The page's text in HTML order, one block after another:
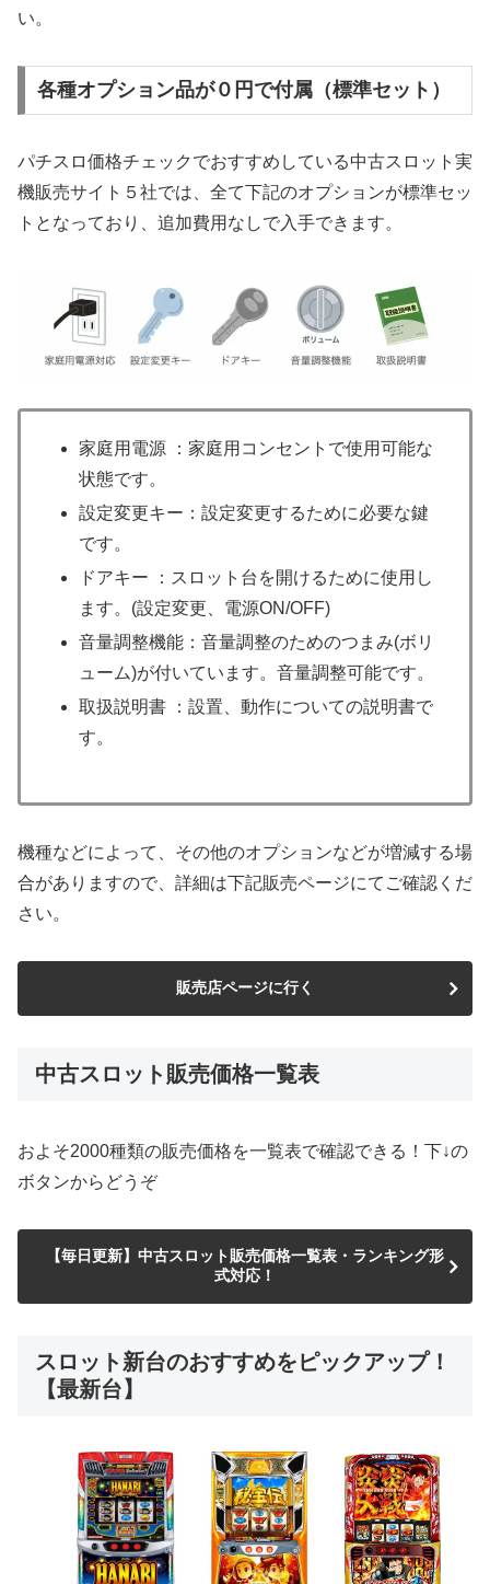
い。
各種オプション品が０円で付属（標準セット）
パチスロ価格チェックでおすすめしている中古スロット実
機販売サイト５社では、全て下記のオプションが標準セッ
トとなっており、追加費用なしで入手できます。
家庭用電源 ：家庭用コンセントで使用可能な
状態です。
設定変更キー：設定変更するために必要な鍵
です。
ドアキー ：スロット台を開けるために使用し
ます。(設定変更、電源ON/OFF)
音量調整機能：音量調整のためのつまみ(ボリ
ューム)が付いています。音量調整可能です。
取扱説明書 ：設置、動作についての説明書で
す。
機種などによって、その他のオプションなどが増減する場
合がありますので、詳細は下記販売ページにてご確認くだ
さい。
販売店ページに行く
中古スロット販売価格一覧表
およそ2000種類の販売価格を一覧表で確認できる！下↓の
ボタンからどうぞ
【毎日更新】中古スロット販売価格一覧表・ランキング形
式対応！
スロット新台のおすすめをピックアップ！
【最新台】